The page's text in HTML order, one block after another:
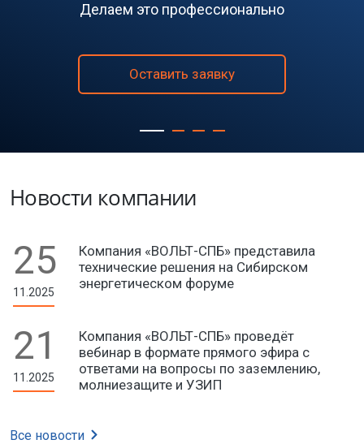
Делаем это профессионально
Оставить заявку
Новости компании
25
11.2025
Компания «ВОЛЬТ-СПБ» представила
технические решения на Сибирском
энергетическом форуме
21
11.2025
Компания «ВОЛЬТ-СПБ» проведёт
вебинар в формате прямого эфира с
ответами на вопросы по заземлению,
молниезащите и УЗИП
Все новости